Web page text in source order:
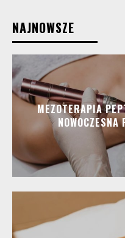
NAJNOWSZE
MEZOTERAPIA